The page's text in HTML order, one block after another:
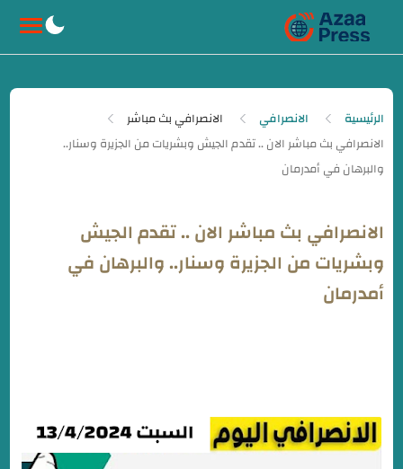
الرئيسية الانصرافي الانصرافي بث مباشر
الانصرافي بث مباشر الان .. تقدم الجيش
وبشريات من الجزيرة وسنار.. والبرهان في
أمدرمان